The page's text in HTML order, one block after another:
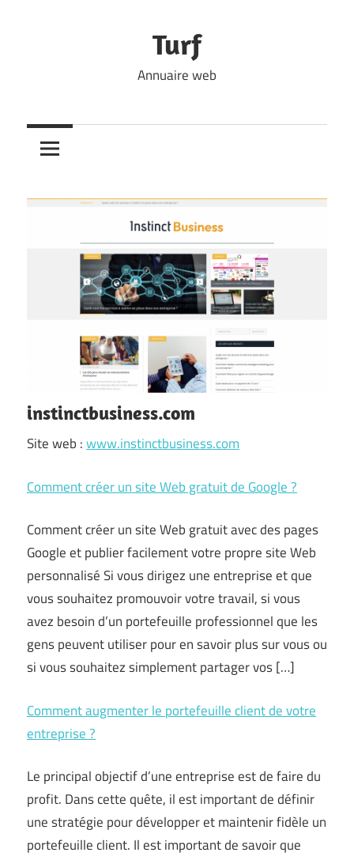
Turf
Annuaire web
instinctbusiness.com
Site web :www.instinctbusiness.com
Comment créer un site Web gratuit de Google ?
Comment créer un site Web gratuit avec des pages
Google et publier facilement votre propre site Web
personnalisé Si vous dirigez une entreprise et que
vous souhaitez promouvoir votre travail, si vous
avez besoin d’un portefeuille professionnel que les
gens peuvent utiliser pour en savoir plus sur vous ou
si vous souhaitez simplement partager vos […]
Comment augmenter le portefeuille client de votre
entreprise ?
Le principal objectif d’une entreprise est de faire du
profit. Dans cette quête, il est important de définir
une stratégie pour développer et maintenir fidèle un
portefeuille client. Il est important de savoir que